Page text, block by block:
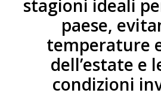
stagioni ideali
paese,
temperature
dell’estate e
condizioni